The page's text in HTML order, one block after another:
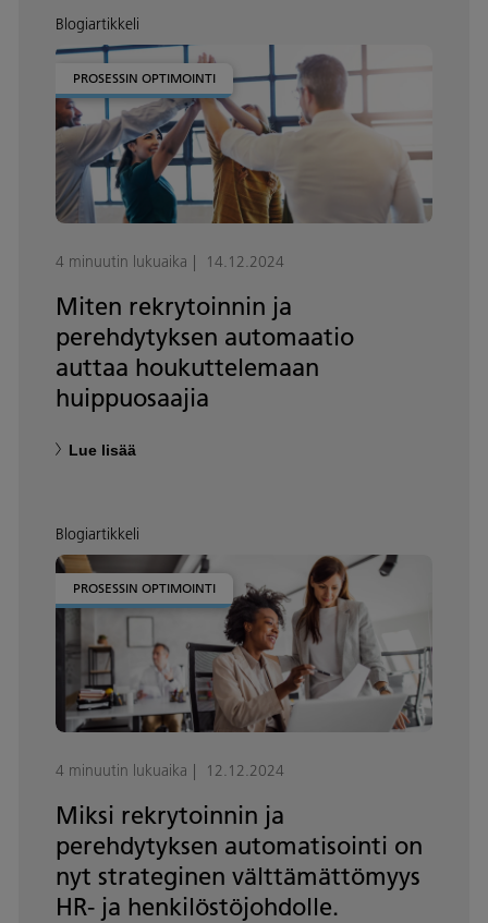
Blogiartikkeli
PROSESSIN OPTIMOINTI
4 minuutin lukuaika 14.12.2024
Miten rekrytoinnin ja
perehdytyksen automaatio
auttaa houkuttelemaan
huippuosaajia
Lue lisää
Blogiartikkeli
PROSESSIN OPTIMOINTI
4 minuutin lukuaika 12.12.2024
Miksi rekrytoinnin ja
perehdytyksen automatisointi on
nyt strateginen välttämättömyys
HR- ja henkilöstöjohdolle.